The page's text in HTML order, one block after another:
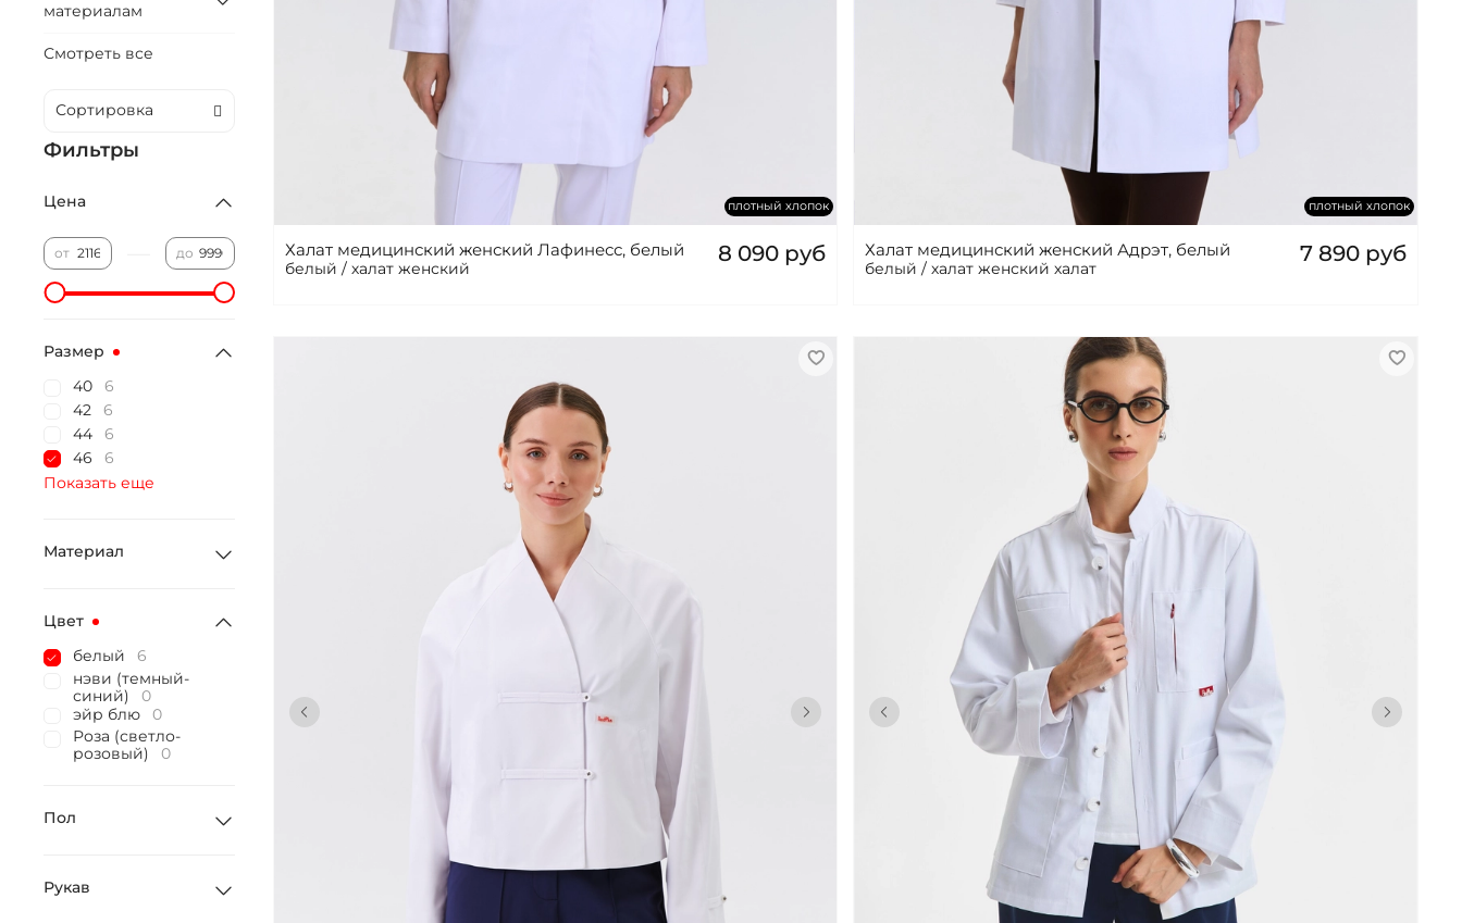
плотный хлопок
Халат медицинский женский Лафинесс, белый
белый / халат женский
8 090 руб
плотный хлопок
Халат медицинский женский Адрэт, белый
белый / халат женский халат
7 890 руб
материалам
Смотреть все
Фильтры
Цена
от до
Размер
40
6
42
6
44
6
46
6
Показать еще
Материал
Цвет
белый
6
нэви (темный-
синий)
0
эйр блю
0
Роза (светло-
розовый)
0
Пол
Рукав